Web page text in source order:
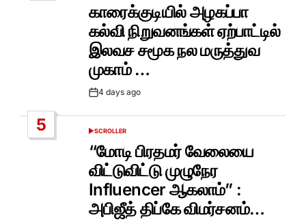
காரைக்குடியில் அழகப்பா
கல்வி நிறுவனங்கள் ஏற்பாட்டில்
இலவச சமூக நல மருத்துவ
முகாம் …
Post4 days ago
5
POSTED
IN
SCROLLER
“மோடி பிரதமர் வேலையை
விட்டுவிட்டு முழுநேர
Influencer ஆகலாம்” :
அபிஜீத் திப்கே விமர்சனம்…